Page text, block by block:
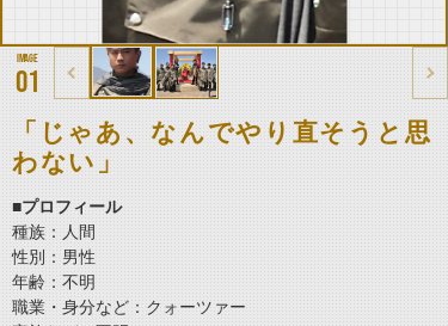
01
「じゃあ、なんでやり直そうと思
わない」
■プロフィール
種族：人間
性別：男性
年齢：不明
職業・身分など：クォーツァー